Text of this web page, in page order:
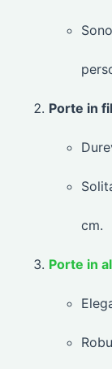
Porte in
cm.
Porte in